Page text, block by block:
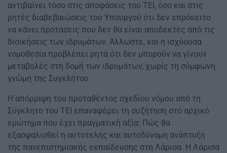
αντιβαίνει τόσο στις αποφάσεις του ΤΕΙ, όσο και στις
ρητές διαβεβαιώσεις του Υπουργού ότι δεν επρόκειτο
να κάνει προτάσεις που δεν θα είναι αποδεκτές από τις
διοικήσεις των ιδρυμάτων. Άλλωστε, και η ισχύουσα
νομοθεσία προβλέπει ρητά ότι δεν μπορούν να γίνουν
μεταβολές στη δομή των ιδρυμάτων, χωρίς τη σύμφωνη
γνώμη της Συγκλήτου.
Η απόρριψη του προταθέντος σχεδίου νόμου από τη
Σύγκλητο του ΤΕΙ επαναφέρει τη συζήτηση στο αρχικό
ερώτημα που έχει πραγματική αξία: Πώς θα
εξασφαλισθεί η αυτοτελής και αυτοδύναμη ανάπτυξη
της πανεπιστημιακής εκπαίδευσης στη Λάρισα. Η Λάρισα